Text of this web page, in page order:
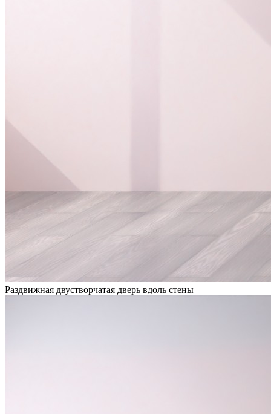
Раздвижная двустворчатая дверь вдоль стены